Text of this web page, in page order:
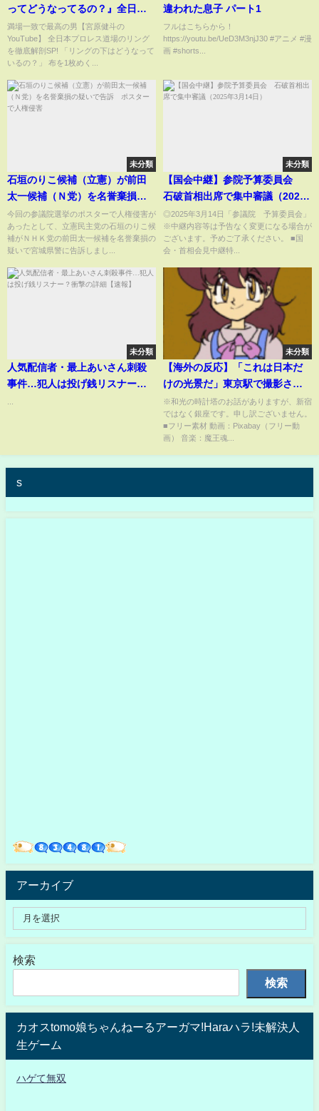
ってどうなってるの？』全日本
プロレス道場のリングを徹底解
剖! さらに…プロレス“ロープ”の
真の恐ろしさが明らかに! 『ただ
#136
満場一致で最高の男【宮原健斗の
YouTube】 全日本プロレス道場のリング
を徹底解剖SP! 「リングの下はどうなって
いるの？」 布を1枚めく...
違われた息子 パート1
フルはこちらから！
https://youtu.be/UeD3M3njJ30 #アニメ #漫
画 #shorts...
未分類
石垣のりこ候補（立憲）が前田
太一候補（Ｎ党）を名誉棄損の
疑いで告訴 ポスターで人権侵
害
今回の参議院選挙のポスターで人権侵害が
あったとして、立憲民主党の石垣のりこ候
補がＮＨＫ党の前田太一候補を名誉棄損の
疑いで宮城県警に告訴しまし...
未分類
【国会中継】参院予算委員会
石破首相出席で集中審議（2025
年3月14日）
◎2025年3月14日「参議院 予算委員会」
※中継内容等は予告なく変更になる場合が
ございます。予めご了承ください。 ■国
会・首相会見中継特...
未分類
人気配信者・最上あいさん刺殺
事件…犯人は投げ銭リスナー？
未分類
【海外の反応】「これは日本だ
けの光景だ」東京駅で撮影され
た『７分間の映像』に海外が騒
然となった理由
※和光の時計塔のお話がありますが、新宿
ではなく銀座です。申し訳ございません。
■フリー素材 動画：Pixabay（フリー動
画） 音楽：魔王魂...
s
アーカイブ
検索
検索
カオスtomo娘ちゃんねーるアーガマ!Haraハラ!未解決人
生ゲーム
ハゲて無双